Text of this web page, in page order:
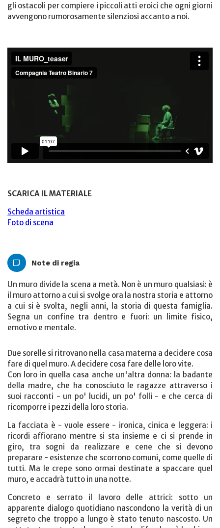
gli ostacoli per compiere i piccoli atti eroici che ogni giorni
avvengono rumorosamente silenziosi accanto a noi.
SCARICA IL MATERIALE
Scheda artistica
Foto di scena
Note di regia
Un muro divide la scena a metà. Non è un muro qualsiasi: è
il muro attorno a cui si svolge ora la nostra storia e attorno
a cui si è svolta, negli anni, la storia di questa famiglia.
Segna un confine tra dentro e fuori: un limite fisico,
emotivo e mentale.
Due sorelle si ritrovano nella casa materna a decidere cosa
fare di quel muro. A decidere cosa fare delle loro vite.
Con loro in quella casa anche un'altra donna: la badante
della madre, che ha conosciuto le ragazze attraverso i
suoi racconti - un po' lucidi, un po' folli - e che cerca di
ricomporre i pezzi della loro storia.
La facciata è - vuole essere - ironica, cinica e leggera: i
ricordi affiorano mentre si sta insieme e ci si prende in
giro, tra sogni da realizzare e cene che si devono
preparare - esistenze che scorrono comuni, come quelle di
tutti. Ma le crepe sono ormai destinate a spaccare quel
muro, e accadrà tutto in una notte.
Concreto e serrato il lavoro delle attrici: sotto un
apparente dialogo quotidiano nascondono la verità di un
segreto che troppo a lungo è stato tenuto nascosto. Un